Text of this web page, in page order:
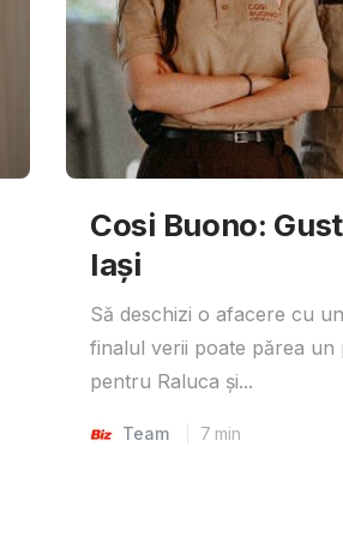
Cosi Buono:
Iași
Să deschizi o afacere cu
finalul verii poate părea
pentru Raluca și...
Team 7 min